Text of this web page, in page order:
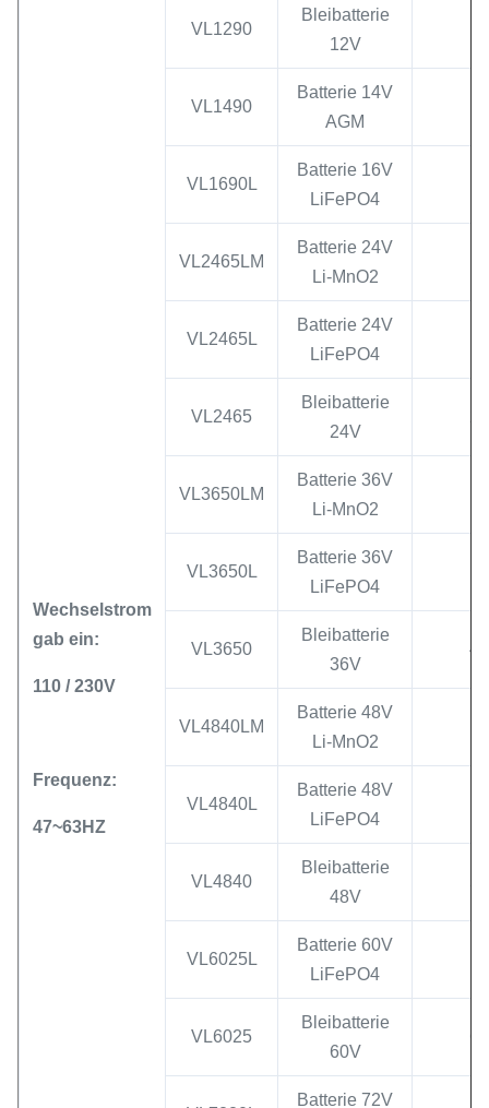
Wechselstrom
gab ein:
110 / 230V
Frequenz:
47~63HZ
VL1290
Bleibatterie
12V
VL1490
Batterie 14V
AGM
VL1690L
Batterie 16V
LiFePO4
VL2465LM
Batterie 24V
Li-MnO2
VL2465L
Batterie 24V
LiFePO4
VL2465
Bleibatterie
24V
VL3650LM
Batterie 36V
Li-MnO2
VL3650L
Batterie 36V
LiFePO4
VL3650
Bleibatterie
36V
VL4840LM
Batterie 48V
Li-MnO2
VL4840L
Batterie 48V
LiFePO4
VL4840
Bleibatterie
48V
VL6025L
Batterie 60V
LiFePO4
VL6025
Bleibatterie
60V
Batterie 72V